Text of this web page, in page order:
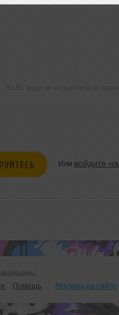
Или войдите
Помощь Реклама на сайте